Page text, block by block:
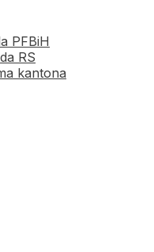
PFBiH
RS
kantona